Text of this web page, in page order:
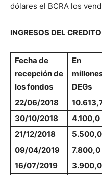
dólares el BCRA los
INGRESOS DEL
Fecha de
recepciónde
los fondos
En
DEGs
22/06/2018
30/10/2018
4.100,0
21/12/2018
5.500,0
09/04/2019
7.800,0
16/07/2019
3.900,0